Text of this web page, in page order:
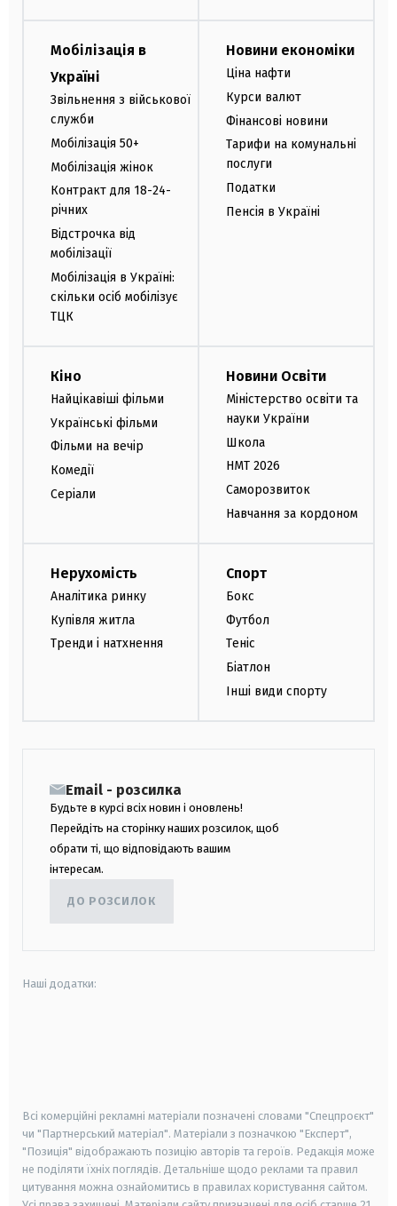
Мобілізація в
Україні
Звільнення з військової
служби
Мобілізація 50+
Мобілізація жінок
Контракт для 18-24-
річних
Відстрочка від
мобілізації
Мобілізація в Україні:
скільки осіб мобілізує
ТЦК
Новини економіки
Ціна нафти
Курси валют
Фінансові новини
Тарифи на комунальні
послуги
Податки
Пенсія в Україні
Кіно
Найцікавіші фільми
Українські фільми
Фільми на вечір
Комедії
Серіали
Новини Освіти
Міністерство освіти та
науки України
Школа
НМТ 2026
Саморозвиток
Навчання за кордоном
Нерухомість
Аналітика ринку
Купівля житла
Тренди і натхнення
Спорт
Бокс
Футбол
Теніс
Біатлон
Інші види спорту
Email - розсилка
Будьте в курсі всіх новин і оновлень!
Перейдіть на сторінку наших розсилок, щоб
обрати ті, що відповідають вашим
інтересам.
ДО РОЗСИЛОК
Наші додатки:
Всі комерційні рекламні матеріали позначені словами "Спецпроєкт"
чи "Партнерський матеріал". Матеріали з позначкою "Експерт",
"Позиція" відображають позицію авторів та героїв. Редакція може
не поділяти їхніх поглядів. Детальніше щодо реклами та правил
цитування можна ознайомитись в правилах користування сайтом.